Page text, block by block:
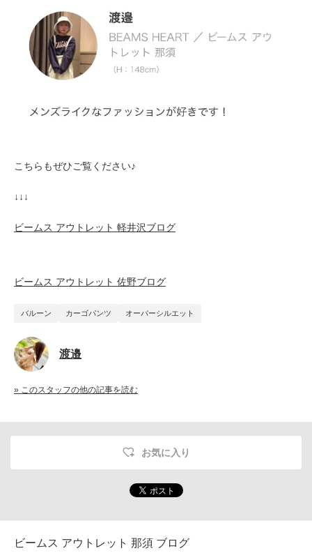
こちらもぜひご覧ください♪
↓↓↓
ビームス アウトレット 軽井沢ブログ
ビームス アウトレット 佐野ブログ
バルーン カーゴパンツ オーバーシルエット
渡邉
» このスタッフの他の記事を読む
お気に入り
ビームス アウトレット 那須 ブログ